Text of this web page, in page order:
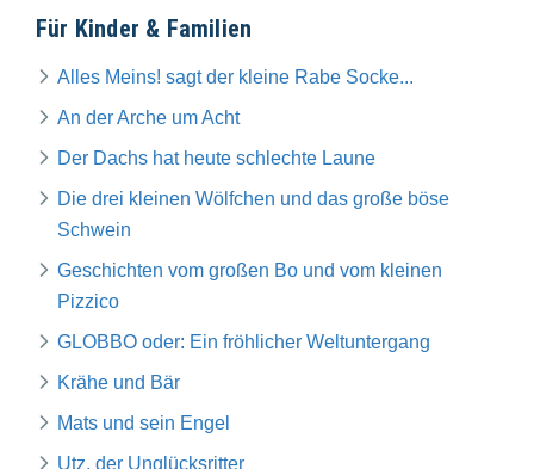
Für Kinder & Familien
Alles Meins! sagt der kleine Rabe Socke...
An der Arche um Acht
Der Dachs hat heute schlechte Laune
Die drei kleinen Wölfchen und das große böse
Schwein
Geschichten vom großen Bo und vom kleinen
Pizzico
GLOBBO oder: Ein fröhlicher Weltuntergang
Krähe und Bär
Mats und sein Engel
Utz, der Unglücksritter